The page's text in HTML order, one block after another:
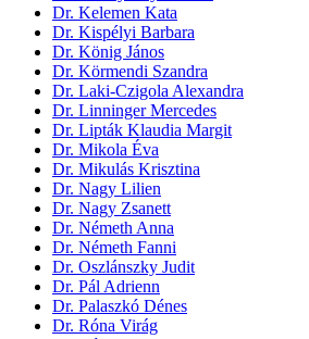
Dr. Kelemen Kata
Dr. Kispélyi Barbara
Dr. König János
Dr. Körmendi Szandra
Dr. Laki-Czigola Alexandra
Dr. Linninger Mercedes
Dr. Lipták Klaudia Margit
Dr. Mikola Éva
Dr. Mikulás Krisztina
Dr. Nagy Lilien
Dr. Nagy Zsanett
Dr. Németh Anna
Dr. Németh Fanni
Dr. Oszlánszky Judit
Dr. Pál Adrienn
Dr. Palaszkó Dénes
Dr. Róna Virág